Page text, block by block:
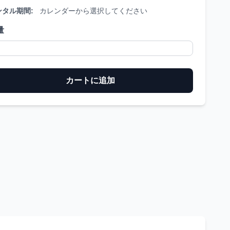
タル期間: カレンダーから選択してください
カートに追加